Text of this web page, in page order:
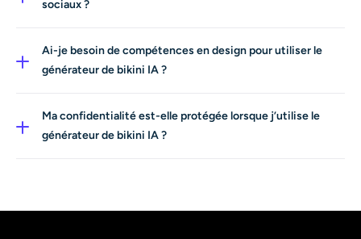
sociaux ?
images de bikini IA pour leurs contenus sur les réseaux
sociaux, leur image de marque et leurs projets créatifs.
Ai-je besoin de compétences en design pour utiliser le
générateur de bikini IA ?
aussi bien pour les débutants que pour les
professionnels.
Ma confidentialité est-elle protégée lorsque j’utilise le
générateur de bikini IA ?
traitées de manière sécurisée et ne sont pas partagées